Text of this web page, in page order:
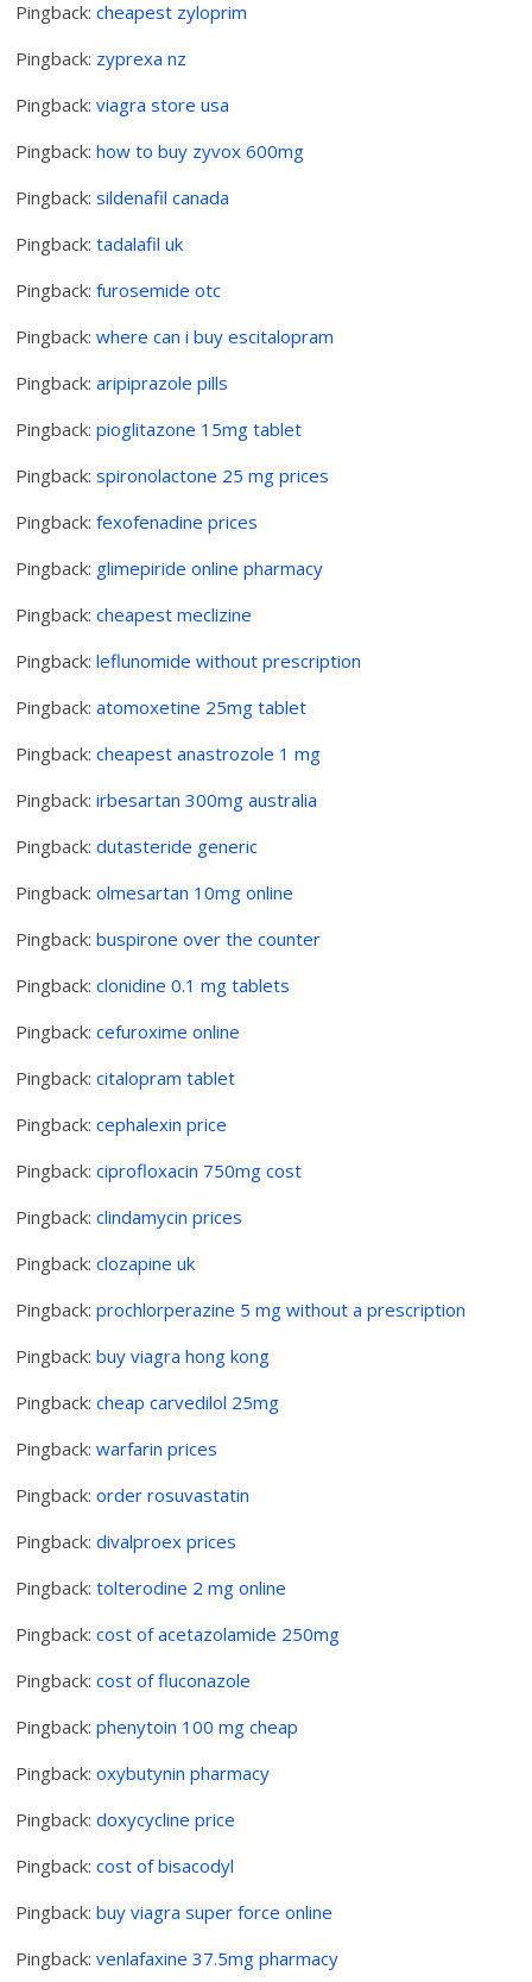
Pingback:cheapest zyloprim
Pingback: zyprexa nz
Pingback:viagra store usa
Pingback:how to buy zyvox 600mg
Pingback:sildenafil canada
Pingback:tadalafil uk
Pingback:furosemide otc
Pingback:where can i buy escitalopram
Pingback:aripiprazole pills
Pingback:pioglitazone 15mg tablet
Pingback:spironolactone 25 mg prices
Pingback:fexofenadine prices
Pingback: glimepiride online pharmacy
Pingback:cheapest meclizine
Pingback:leflunomide without prescription
Pingback:atomoxetine 25mg tablet
Pingback:cheapest anastrozole 1 mg
Pingback:irbesartan 300mg australia
Pingback:dutasteride generic
Pingback:olmesartan 10mg online
Pingback:buspirone over the counter
Pingback:clonidine 0.1 mg tablets
Pingback:cefuroxime online
Pingback:citalopram tablet
Pingback:cephalexin price
Pingback:ciprofloxacin 750mg cost
Pingback:clindamycin prices
Pingback:clozapine uk
Pingback:prochlorperazine 5 mg without a prescription
Pingback:buy viagra hong kong
Pingback:cheap carvedilol 25mg
Pingback:warfarin prices
Pingback:order rosuvastatin
Pingback:divalproex prices
Pingback:tolterodine 2 mg online
Pingback:cost of acetazolamide 250mg
Pingback:cost of fluconazole
Pingback:phenytoin 100 mg cheap
Pingback:oxybutynin pharmacy
Pingback:doxycycline price
Pingback:cost of bisacodyl
Pingback:buy viagra super force online
Pingback:venlafaxine 37.5mg pharmacy